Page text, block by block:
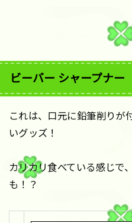
ビーバー シャープナー
これは、口元に鉛筆削りが
いグッズ！
カリカリ食べている感じで
も！？